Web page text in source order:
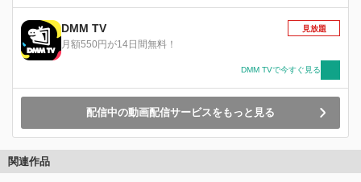
DMM TV
月額550円が14日間無料！
見放題
DMM TVで今すぐ見る
配信中の動画配信サービスをもっと見る
関連作品